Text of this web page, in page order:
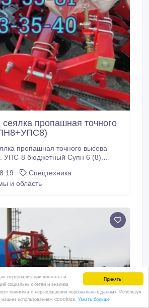
Принять!
персонализации контента и
социальных сетей и анализа
политика о неразглашении персональных данных. Используя
нашим использованием coookies. Узнать больше
пропашная точного
пропашная точного высева
8 бюджетный Супн 6 (8).
НОВИНКА СУПН
из УПС новинка. Новая сеялка
Спецтехника
и область